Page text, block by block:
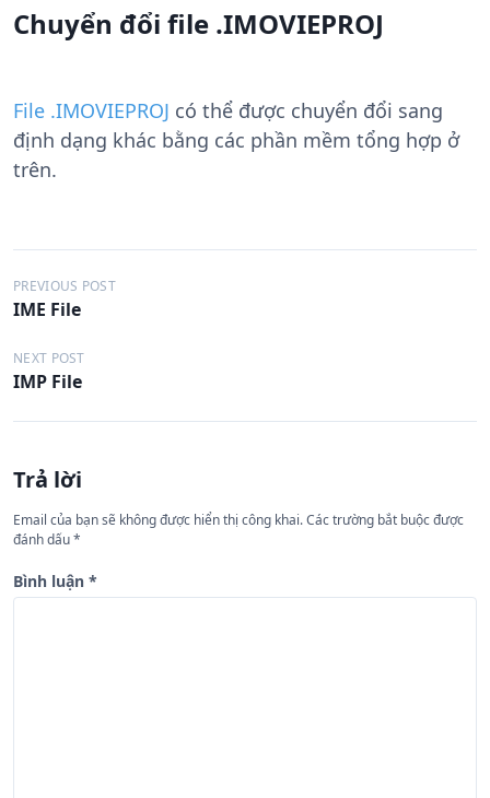
Chuyển đổi file .IMOVIEPROJ
File .IMOVIEPROJ có thể được chuyển đổi sang
định dạng khác bằng các phần mềm tổng hợp ở
trên.
Đ
i
ề
u
h
ớ
n
g
b
PREVIOUS POST
IME File
NEXT POST
IMP File
Trả lời
Email của bạn sẽ không được hiển thị công khai.Các trường bắt buộc được
đánh dấu*
Bình luận *